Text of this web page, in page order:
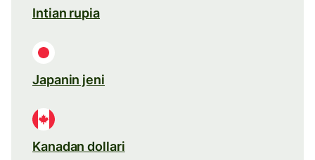
Intian rupia
Japanin jeni
Kanadan dollari